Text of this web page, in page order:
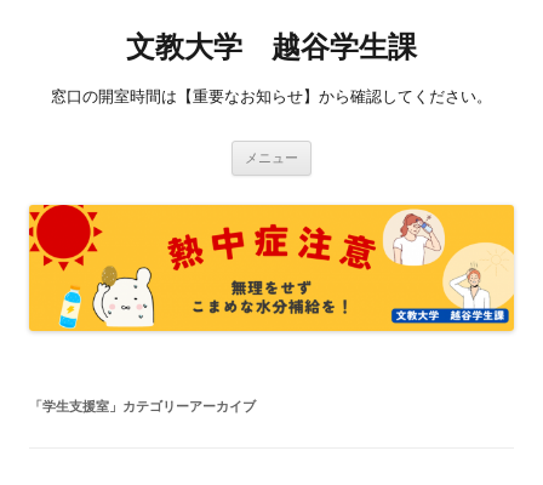
文教大学 越谷学生課
窓口の開室時間は【重要なお知らせ】から確認してください。
メニュー
「 学生支援室 」カテゴリーアーカイブ